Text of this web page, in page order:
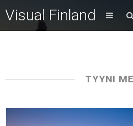
Visual Finland
TYYNI